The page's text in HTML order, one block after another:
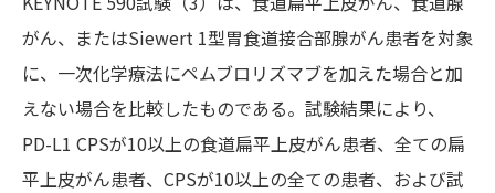
がん、またはSiewert 1型胃食道接合部腺がん患者を対象
に、一次化学療法にペムブロリズマブを加えた場合と加
えない場合を比較したものである。試験結果により、
PD-L1 CPSが10以上の食道扁平上皮がん患者、全ての扁
平上皮がん患者、CPSが10以上の全ての患者、および試